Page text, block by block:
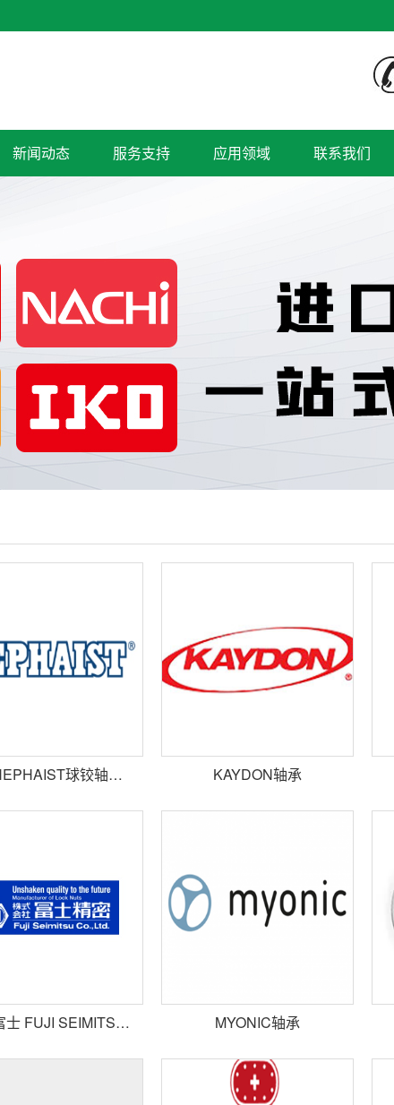
新闻动态 服务支持 应用领域 联系我们
日本HEPHAIST球铰轴承轴承 KAYDON轴承
日本富士 FUJI SEIMITSU螺母轴承 MYONIC轴承